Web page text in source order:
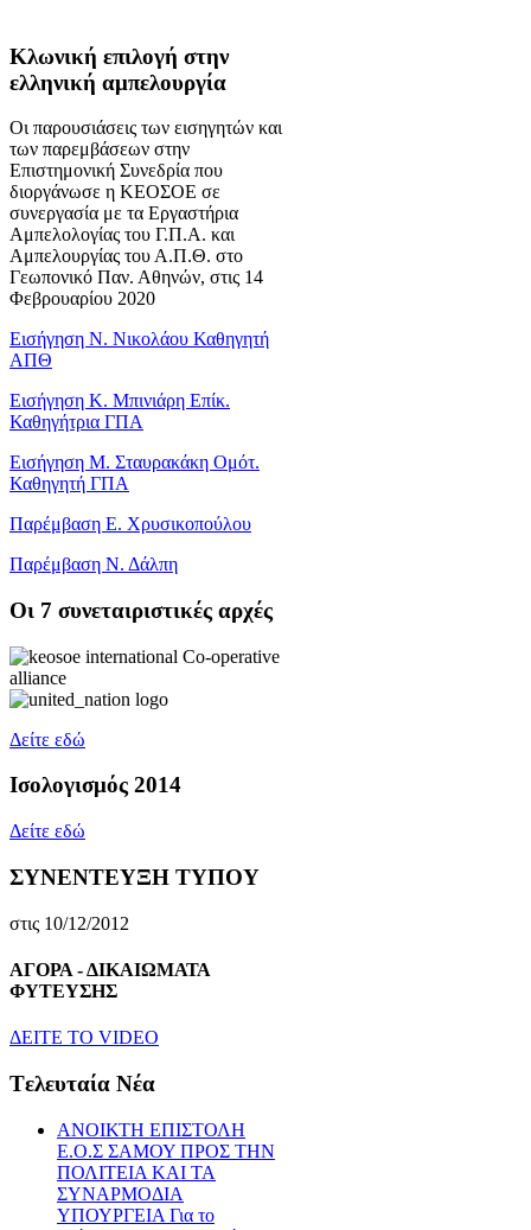
Κλωνική επιλογή στην
ελληνική αμπελουργία
Οι παρουσιάσεις των εισηγητών και
των παρεμβάσεων στην
Επιστημονική Συνεδρία που
διοργάνωσε η ΚΕΟΣΟΕ σε
συνεργασία με τα Εργαστήρια
Αμπελολογίας του Γ.Π.Α. και
Αμπελουργίας του Α.Π.Θ. στο
Γεωπονικό Παν. Αθηνών, στις 14
Φεβρουαρίου 2020
Εισήγηση Ν. Νικολάου Καθηγητή
ΑΠΘ
Εισήγηση Κ. Μπινιάρη Επίκ.
Καθηγήτρια ΓΠΑ
Εισήγηση Μ. Σταυρακάκη Ομότ.
Καθηγητή ΓΠΑ
Παρέμβαση Ε. Χρυσικοπούλου
Παρέμβαση Ν. Δάλπη
Oι 7 συνεταιριστικές αρχές
Δείτε εδώ
Ισολογισμός 2014
Δείτε εδώ
ΣΥΝΕΝΤΕΥΞΗ ΤΥΠΟΥ
στις 10/12/2012
ΑΓΟΡΑ - ΔΙΚΑΙΩΜΑΤΑ
ΦΥΤΕΥΣΗΣ
ΔEITE TO VIDEO
Tελευταία Nέα
ΑΝΟΙΚΤΗ ΕΠΙΣΤΟΛΗ
Ε.Ο.Σ ΣΑΜΟΥ ΠΡΟΣ ΤΗΝ
ΠΟΛΙΤΕΙΑ ΚΑΙ ΤΑ
ΣΥΝΑΡΜΟΔΙΑ
ΥΠΟΥΡΓΕΙΑ Για το